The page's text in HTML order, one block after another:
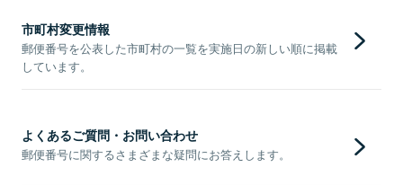
市町村変更情報
郵便番号を公表した市町村の一覧を実施日の新しい順に掲載
しています。
よくあるご質問・お問い合わせ
郵便番号に関するさまざまな疑問にお答えします。